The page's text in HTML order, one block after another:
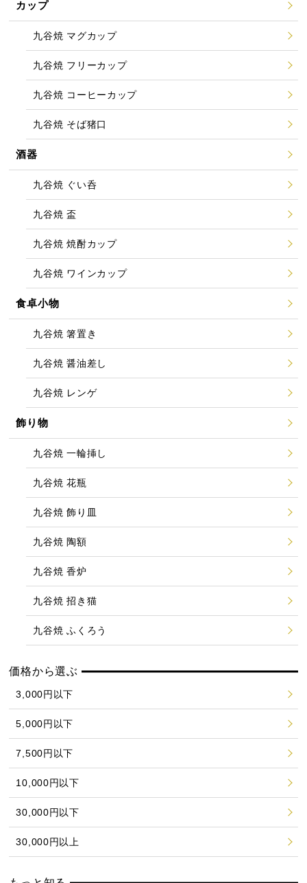
カップ
九谷焼 マグカップ
九谷焼 フリーカップ
九谷焼 コーヒーカップ
九谷焼 そば猪口
酒器
九谷焼 ぐい呑
九谷焼 盃
九谷焼 焼酎カップ
九谷焼 ワインカップ
食卓小物
九谷焼 箸置き
九谷焼 醤油差し
九谷焼 レンゲ
飾り物
九谷焼 一輪挿し
九谷焼 花瓶
九谷焼 飾り皿
九谷焼 陶額
九谷焼 香炉
九谷焼 招き猫
九谷焼 ふくろう
価格から選ぶ
3,000円以下
5,000円以下
7,500円以下
10,000円以下
30,000円以下
30,000円以上